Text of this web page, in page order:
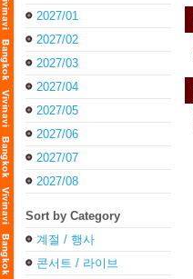
2027/01
2027/02
2027/03
2027/04
2027/05
2027/06
2027/07
2027/08
Sort by Category
계절 / 행사
콘서트 / 라이브